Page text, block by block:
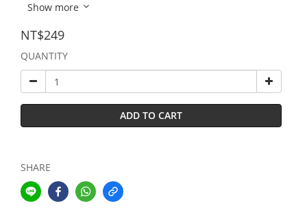
Show more
NT$249
QUANTITY
ADD TO CART
SHARE